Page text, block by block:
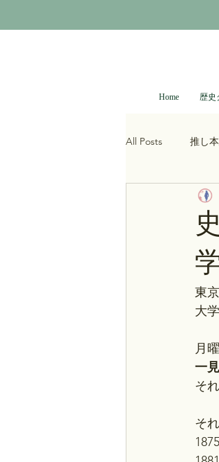
Home 歴史
All Posts 推し
大河ドラマ
青木裕司と中
レトロゲーム
東
大
月
一
そ
そ